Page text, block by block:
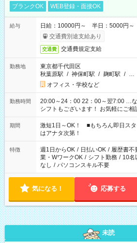
ブランクOK
WEB登録・面接OK
給与
日給：10000円～ 半日：5000円～
交通費別途支給あり
交通費 交通費規定支給
勤務地
東京都千代田区
秋葉原駅 / 神保町駅 / 麹町駅 / …
オフィス・学校など
勤務時間
20:00～24：00 22：00～翌7:00 …など1
シフトもございます！ お気軽にご相
期間
激短1日～OK！ ■もちろん即日ス
はアナタ次第！
特徴 週1日からOK / 日払いOK / 履歴書不
業・WワークOK / シフト勤務 / 10名
なし / パソコンスキル不要
気になる！ 応募する
未読